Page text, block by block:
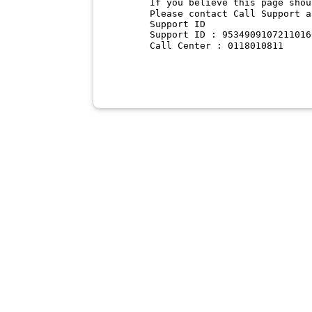
If you believe this page
Please contact Call Support
Support ID
Support ID :
Call Center : 0118010811